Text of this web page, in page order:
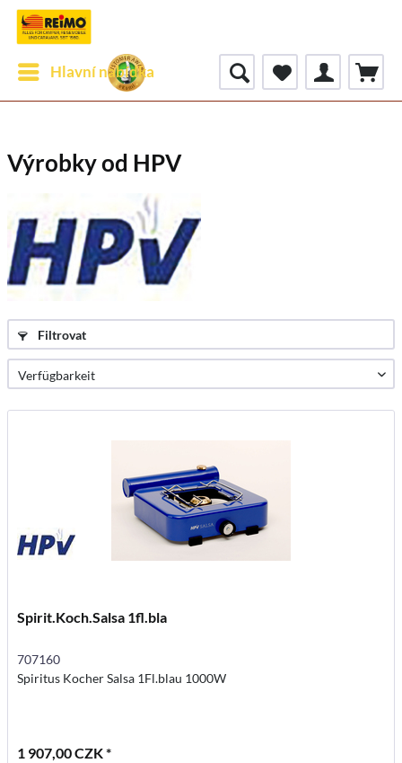
Hlavní nabídka
Výrobky od HPV
Filtrovat
Spirit.Koch.Salsa 1fl.bla
707160
Spiritus Kocher Salsa 1Fl.blau 1000W
1 907,00 CZK *